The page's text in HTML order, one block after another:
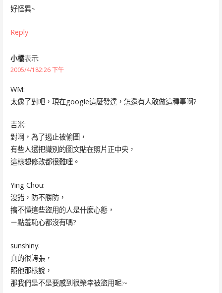
好怪異~
Reply
小橘表示:
2005/4/182:26 下午
WM:
太像了對吧，現在google這麼發達，怎還有人敢做這種事啊?
吉米:
對啊，為了遏止被偷圖，
有些人還把識別的圖文貼在照片正中央，
這樣想修改都很難哩。
Ying Chou:
沒錯，防不勝防，
搞不懂這些盜用的人是什麼心態，
ㄧ點羞恥心都沒有嗎?
sunshiny:
真的很誇張，
照他那樣說，
那我們是不是要感到很榮幸被盜用呢:~